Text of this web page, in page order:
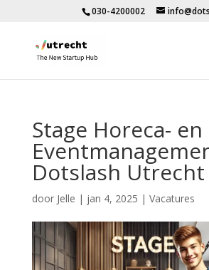
030-4200002
Stage Horeca- en
Dotslash Utrecht
door Jelle | jan 4, 2025 | Vacatures